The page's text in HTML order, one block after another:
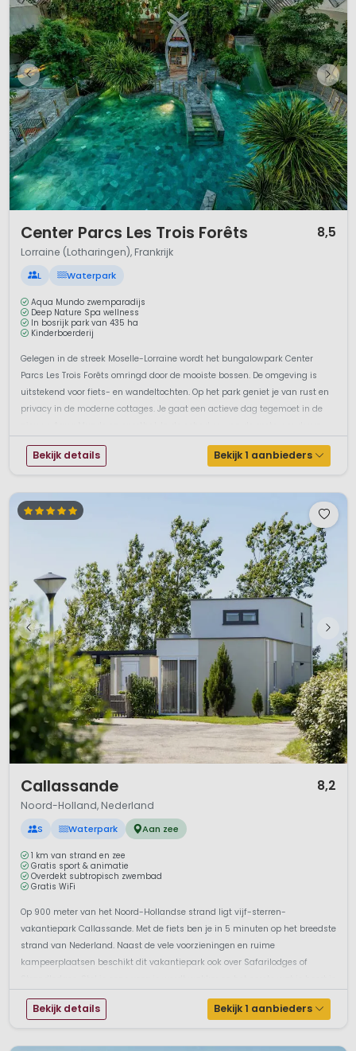
Center Parcs Les Trois Forêts 8,5
Lorraine (Lotharingen), Frankrijk
L Waterpark
Aqua Mundo zwemparadijs
Deep Nature Spa wellness
In bosrijk park van 435 ha
Kinderboerderij
Gelegen in de streek Moselle-Lorraine wordt het bungalowpark Center
Parcs Les Trois Forêts omringd door de mooiste bossen. De omgeving is
uitstekend voor fiets- en wandeltochten. Op het park geniet je van rust en
privacy in de moderne cottages. Je gaat een actieve dag tegemoet in de
Bekijk details Bekijk 1 aanbieders
Callassande 8,2
Noord-Holland, Nederland
S Waterpark Aan zee
1 km van strand en zee
Gratis sport & animatie
Overdekt subtropisch zwembad
Gratis WiFi
Op 900 meter van het Noord-Hollandse strand ligt vijf-sterren-
vakantiepark Callassande. Met de fiets ben je in 5 minuten op het breedste
strand van Nederland. Naast de vele voorzieningen en ruime
kampeerplaatsen beschikt dit vakantiepark ook over Safarilodges of
het ruis...
Bekijk details Bekijk 1 aanbieders